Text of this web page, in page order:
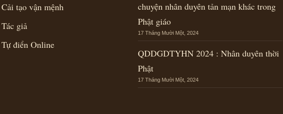
Cải tạo vận mệnh
Tác giả
Tự điển Online
chuyện nhân duyên tản mạn khác trong
Phật giáo
17 Tháng Mười Một, 2024
QDDGDTYHN 2024 : Nhân duyên thời
Phật
17 Tháng Mười Một, 2024